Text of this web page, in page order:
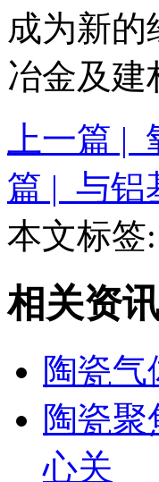
成为新
冶金及建
上一篇 |
篇 | 与铝
本文标签:
相关资
陶瓷气
陶瓷
心关